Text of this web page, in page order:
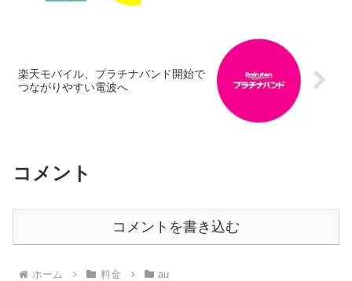
楽天モバイル、プラチナバンド開始で
つながりやすい電波へ
コメント
コメントを書き込む
ホーム 料金 au